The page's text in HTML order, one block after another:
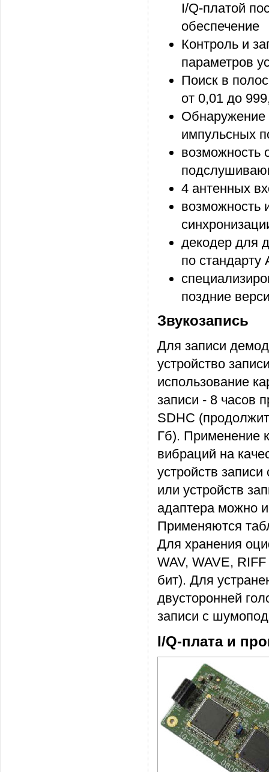
I/Q-платой
обеспечение
Контроль и
параметров
Поиск в
от 0,01 до
Обнаружение
импульсных
возможность
4 антенных
возможность
декодер для
по стандарту
поздние
Звукозапись
Для записи
устройство
использование
записи - 8 часов
SDHC
Гб). Применение
вибраций на
устройств
или устройств
адаптера можно
Применяются
Для хранения
WAV, WAVE,
бит). Для
двусторонней
записи с
I/Q-плата и